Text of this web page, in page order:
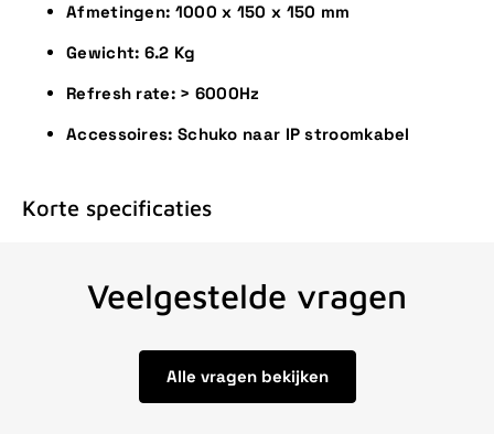
Afmetingen: 1000 x 150 x 150 mm
Gewicht: 6.2 Kg
Refresh rate: > 6000Hz
Accessoires: Schuko naar IP stroomkabel
Korte specificaties
Veelgestelde vragen
Alle vragen bekijken